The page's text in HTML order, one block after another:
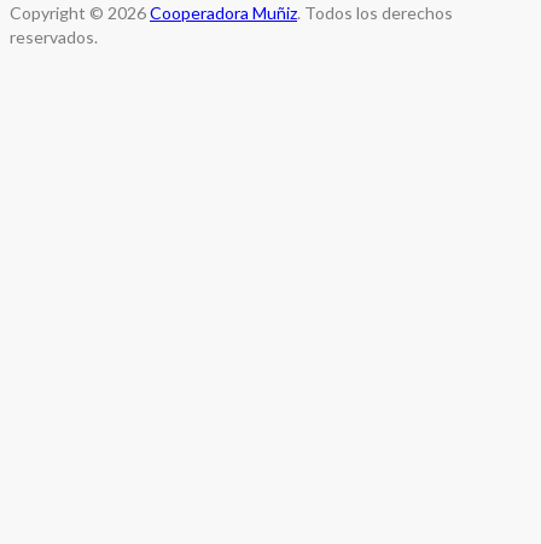
Copyright © 2026Cooperadora Muñiz. Todos los derechos
reservados.